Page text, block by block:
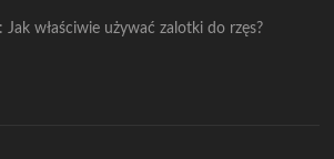
Jak właściwie używać zalotki do rzęs?